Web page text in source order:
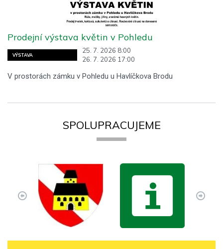
VÝSTAVA
25. 7. 2026 8:00
26. 7. 2026 17:00
Prodejní výstava květin v Pohledu
V prostorách zámku v Pohledu u Havlíčkova Brodu
SPOLUPRACUJEME